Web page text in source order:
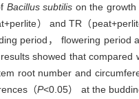
Bacillus subtilis on the
） and TR（
period， flowering
showed that
root number and
（P<0.05） at the